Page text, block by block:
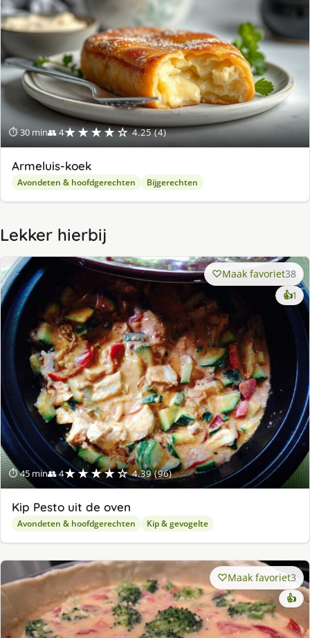
⏱ 30 min👥 4★★★★☆ 4.25 (4)
Armeluis-koek
Avondeten & hoofdgerechten Bijgerechten
Lekker hierbij
⏱ 45 min👥 4★★★★☆ 4.39 (96)
Maak favoriet38
👍1
Kip Pesto uit de oven
Avondeten & hoofdgerechten Kip & gevogelte
Maak favoriet3
👍